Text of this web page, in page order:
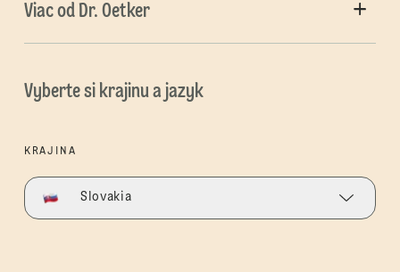
Viac od Dr. Oetker
Vyberte si krajinu a jazyk
KRAJINA
Slovakia